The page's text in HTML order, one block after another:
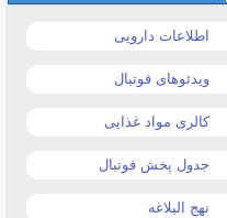
اطلاعات دارویی
ویدئوهای فوتبال
کالری مواد غذایی
جدول پخش فوتبال
نهج البلاغه